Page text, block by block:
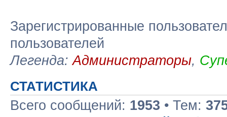
Зарегистрированные
пользователей
Легенда:Администраторы,
СТАТИСТИКА
Всего сообщений: 1953 • Тем: